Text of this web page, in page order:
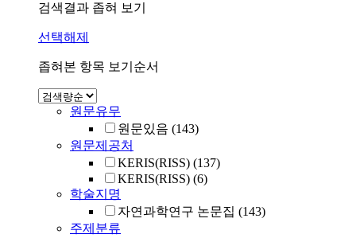
검색결과 좁혀 보기
선택해제
좁혀본 항목 보기순서
원문유무
원문있음 (143)
원문제공처
KERIS(RISS) (137)
KERIS(RISS) (6)
학술지명
자연과학연구 논문집 (143)
주제분류